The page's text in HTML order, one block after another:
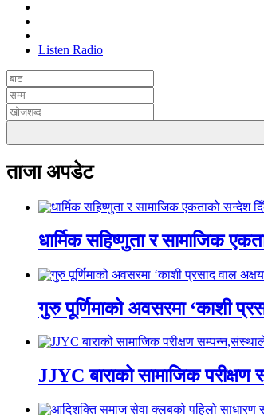
Listen Radio
ताजा अपडेट
धार्मिक सहिष्णुता र सामाजिक
गुरु पूर्णिमाको अवसरमा ‘काशी
JJYC बाराको सामाजिक